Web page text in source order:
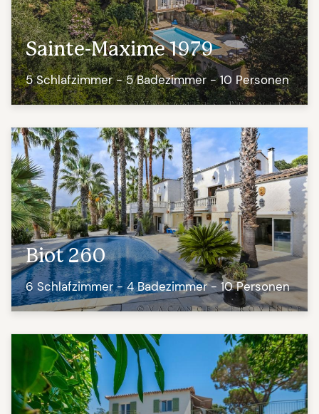
Sainte-Maxime 1979
5 Schlafzimmer - 5 Badezimmer - 10 Personen
Biot 260
6 Schlafzimmer - 4 Badezimmer - 10 Personen